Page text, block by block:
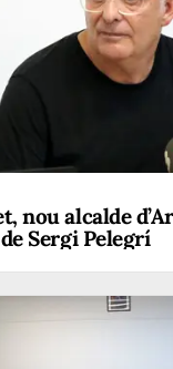
nou alcalde
Sergi Pelegrí